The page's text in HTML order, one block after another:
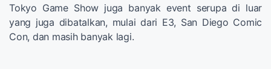
Tokyo Game Show juga banyak event serupa di luar
yang juga dibatalkan, mulai dari E3, San Diego Comic
Con, dan masih banyak lagi.